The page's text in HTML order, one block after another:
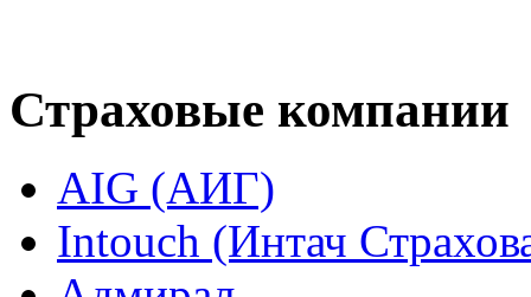
Страховые компании
AIG (АИГ)
Intouch (Интач